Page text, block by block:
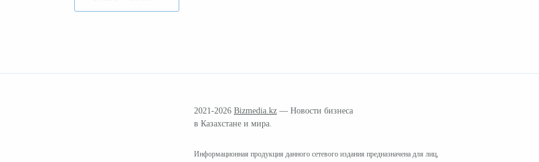
2021-2026 Bizmedia.kz — Новости бизнеса
в Казахстане и мира.
Информационная продукция данного сетевого издания предназначена для лиц,